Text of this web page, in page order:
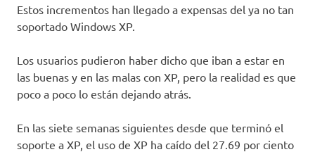
Estos incrementos han llegado a expensas del ya no tan
soportado Windows XP.
Los usuarios pudieron haber dicho que iban a estar en
las buenas y en las malas con XP, pero la realidad es que
poco a poco lo están dejando atrás.
En las siete semanas siguientes desde que terminó el
soporte a XP, el uso de XP ha caído del 27.69 por ciento